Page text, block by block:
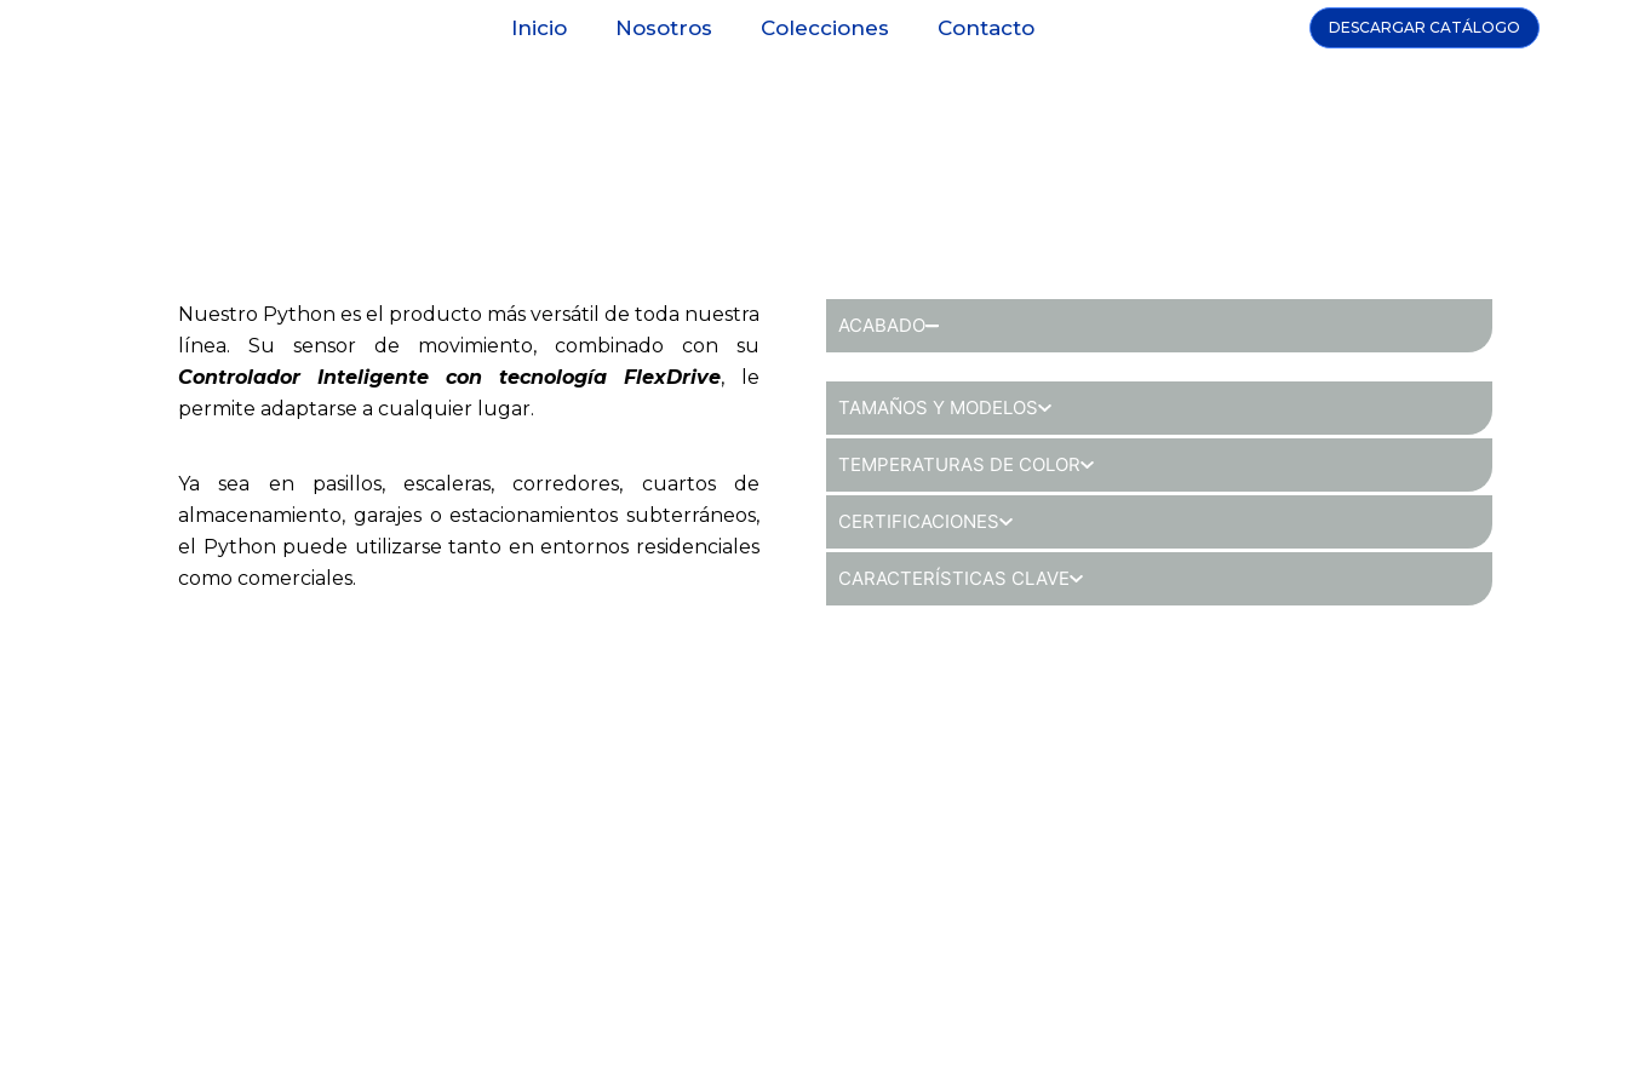
Inicio Nosotros Colecciones Contacto DESCARGAR CATÁLOGO
Nuestro Python es el producto más versátil de toda nuestra
línea. Su sensor de movimiento, combinado con su
Controlador Inteligente con tecnología FlexDrive, le
permite adaptarse a cualquier lugar.
Ya sea en pasillos, escaleras, corredores, cuartos de
almacenamiento, garajes o estacionamientos subterráneos,
el Python puede utilizarse tanto en entornos residenciales
como comerciales.
ACABADO
TAMAÑOS Y MODELOS
TEMPERATURAS DE COLOR
CERTIFICACIONES
CARACTERÍSTICAS CLAVE